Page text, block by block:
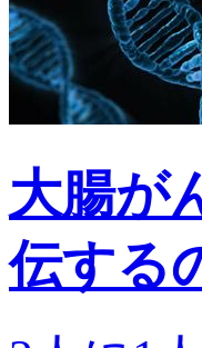
大腸が
伝する